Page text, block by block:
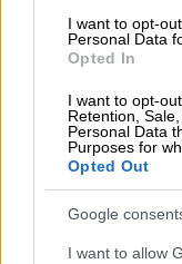
I want to opt-
Personal Data
Opted In
I want to opt-
Retention,
Personal Data
Purposes for
Opted Out
Google
I want to allow
επαληθεύσει
Τα σχολιά σας
ΕΘΝΟΣ θα